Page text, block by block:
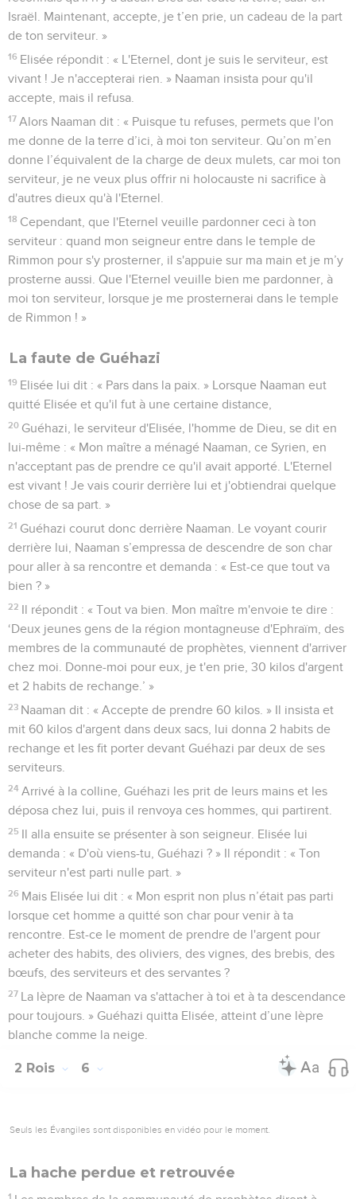
Israël. Maintenant, accepte, je t’en prie, un cadeau de la part
de ton serviteur. »
16 Elisée répondit : « L'Eternel, dont je suis le serviteur, est
vivant ! Je n'accepterai rien. » Naaman insista pour qu'il
accepte, mais il refusa.
17 Alors Naaman dit : « Puisque tu refuses, permets que l'on
me donne de la terre d’ici, à moi ton serviteur. Qu’on m’en
donne l’équivalent de la charge de deux mulets, car moi ton
serviteur, je ne veux plus offrir ni holocauste ni sacrifice à
d'autres dieux qu'à l'Eternel.
18 Cependant, que l'Eternel veuille pardonner ceci à ton
serviteur : quand mon seigneur entre dans le temple de
Rimmon pour s'y prosterner, il s'appuie sur ma main et je m’y
prosterne aussi. Que l'Eternel veuille bien me pardonner, à
moi ton serviteur, lorsque je me prosternerai dans le temple
de Rimmon ! »
La faute de Guéhazi
19 Elisée lui dit : « Pars dans la paix. » Lorsque Naaman eut
quitté Elisée et qu'il fut à une certaine distance,
20 Guéhazi, le serviteur d'Elisée, l'homme de Dieu, se dit en
lui-même : « Mon maître a ménagé Naaman, ce Syrien, en
n'acceptant pas de prendre ce qu'il avait apporté. L'Eternel
est vivant ! Je vais courir derrière lui et j'obtiendrai quelque
chose de sa part. »
21 Guéhazi courut donc derrière Naaman. Le voyant courir
derrière lui, Naaman s’empressa de descendre de son char
pour aller à sa rencontre et demanda : « Est-ce que tout va
bien ? »
22 Il répondit : « Tout va bien. Mon maître m'envoie te dire :
‘Deux jeunes gens de la région montagneuse d'Ephraïm, des
membres de la communauté de prophètes, viennent d'arriver
chez moi. Donne-moi pour eux, je t'en prie, 30 kilos d'argent
et 2 habits de rechange.’ »
23 Naaman dit : « Accepte de prendre 60 kilos. » Il insista et
mit 60 kilos d'argent dans deux sacs, lui donna 2 habits de
rechange et les fit porter devant Guéhazi par deux de ses
serviteurs.
24 Arrivé à la colline, Guéhazi les prit de leurs mains et les
déposa chez lui, puis il renvoya ces hommes, qui partirent.
25 Il alla ensuite se présenter à son seigneur. Elisée lui
demanda : « D'où viens-tu, Guéhazi ? » Il répondit : « Ton
serviteur n'est parti nulle part. »
26 Mais Elisée lui dit : « Mon esprit non plus n’était pas parti
lorsque cet homme a quitté son char pour venir à ta
rencontre. Est-ce le moment de prendre de l'argent pour
acheter des habits, des oliviers, des vignes, des brebis, des
bœufs, des serviteurs et des servantes ?
27 La lèpre de Naaman va s'attacher à toi et à ta descendance
pour toujours. » Guéhazi quitta Elisée, atteint d’une lèpre
blanche comme la neige.
2 Rois 6
Seuls les Évangiles sont disponibles en vidéo pour le moment.
La hache perdue et retrouvée
1